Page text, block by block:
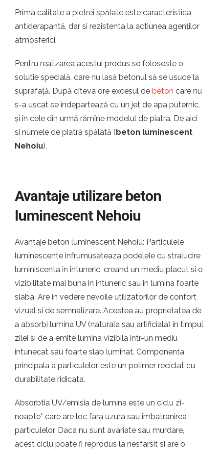
Prima calitate a pietrei spălate este caracteristica
antiderapantă, dar si rezistenta la actiunea agenților
atmosferici.
Pentru realizarea acestui produs se foloseste o
solutie specială, care nu lasă betonul să se usuce la
suprafață. După cîteva ore excesul de beton care nu
s-a uscat se îndepartează cu un jet de apa puternic,
și în cele din urmă rămîne modelul de piatra. De aici
si numele de piatră spălată (beton luminescent
Nehoiu).
Avantaje utilizare beton
luminescent Nehoiu
Avantaje beton luminescent Nehoiu: Particulele
luminescente infrumuseteaza podelele cu stralucire
luminiscenta in intuneric, creand un mediu placut si o
vizibilitate mai buna in intuneric sau in lumina foarte
slaba. Are in vedere nevoile utilizatorilor de confort
vizual si de semnalizare. Acestea au proprietatea de
a absorbi lumina UV (naturala sau artificiala) in timpul
zilei si de a emite lumina vizibila intr-un mediu
intunecat sau foarte slab luminat. Componenta
principala a particulelor este un polimer reciclat cu
durabilitate ridicata.
Absorbtia UV/emisia de lumina este un ciclu zi-
noapte* care are loc fara uzura sau imbatranirea
particulelor. Daca nu sunt avariate sau murdare,
acest ciclu poate fi reprodus la nesfarsit si are o